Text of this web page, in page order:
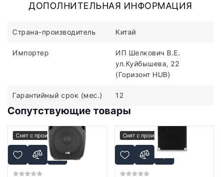
ДОПОЛНИТЕЛЬНАЯ ИНФОРМАЦИЯ
Страна-производитель Китай
Импортер
ИП Шелкович В.Е.
ул.Куйбышева, 22
(Горизонт HUB)
Гарантийный срок (мес.) 12
Сопутствующие товары
Снят с производства Снят с производства